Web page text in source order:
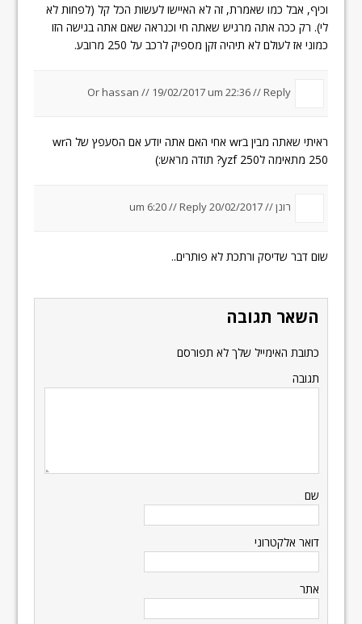
וכיף, אבל כמו שאמרת, זה לא האיישו לעשות הכל קל (לפחות לא
לי). רק ככה אתה מרגיש שאתה חי וכנראה שאם אתה בגישה הזו
כמוני אז לעולם לא תיהיה זקן מספיק לרכב על 250 מרובע.
Or hassan // 19/02/2017 um 22:36//Reply
ראיתי שאתה מבין בwr אחי האם אתה יודע אם הסעפץ של הwr
250 מתאימה לyzf 250? תודה מראש:)
רונן //20/02/2017 um 6:20
//Reply
שום דבר שדיסק ורתכת לא פותרים..
השאר תגובה
כתובת האימייל שלך לא תפורסם
תגובה
שם
דואר אלקטרוני
אתר